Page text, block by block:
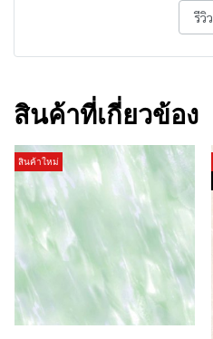
รีวิว
สินค้าที่เกี่ยวข้อง
สินค้าใหม่